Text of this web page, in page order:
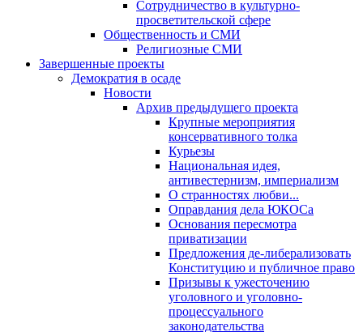
Сотрудничество в культурно-
просветительской сфере
Общественность и СМИ
Религиозные СМИ
Завершенные проекты
Демократия в осаде
Новости
Архив предыдущего проекта
Крупные мероприятия
консервативного толка
Курьезы
Национальная идея,
антивестернизм, империализм
О странностях любви...
Оправдания дела ЮКОСа
Основания пересмотра
приватизации
Предложения де-либерализовать
Конституцию и публичное право
Призывы к ужесточению
уголовного и уголовно-
процессуального
законодательства